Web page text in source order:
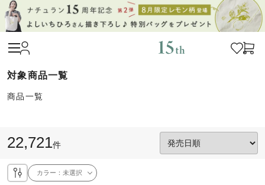
商品一覧
22,721件
カラー：未選択